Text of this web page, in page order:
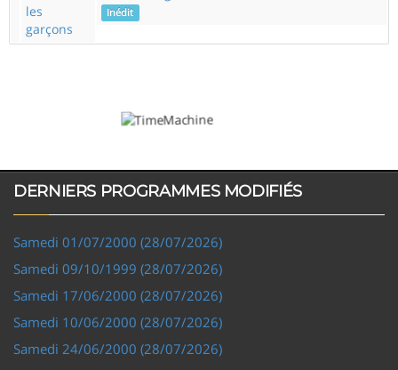
les
garçons
Inédit
DERNIERS PROGRAMMES MODIFIÉS
Samedi 01/07/2000 (28/07/2026)
Samedi 09/10/1999 (28/07/2026)
Samedi 17/06/2000 (28/07/2026)
Samedi 10/06/2000 (28/07/2026)
Samedi 24/06/2000 (28/07/2026)